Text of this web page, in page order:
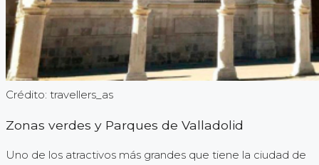
Crédito: travellers_as
Zonas verdes y Parques de Valladolid
Uno de los atractivos más grandes que tiene la ciudad de